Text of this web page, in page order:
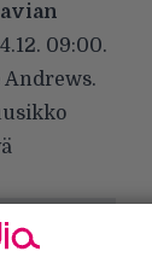
09:00.